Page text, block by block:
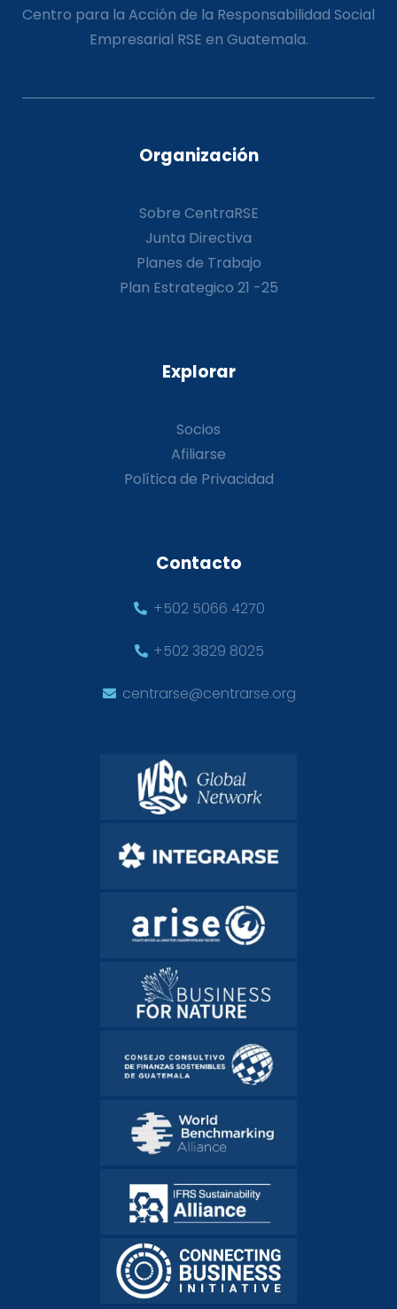
Centro para la Acción de la Responsabilidad Social
Empresarial RSE en Guatemala.
Organización
Sobre CentraRSE
Junta Directiva
Planes de Trabajo
Plan Estrategico 21 -25
Explorar
Socios
Afiliarse
Política de Privacidad
Contacto
+502 5066 4270
+502 3829 8025
centrarse@centrarse.org